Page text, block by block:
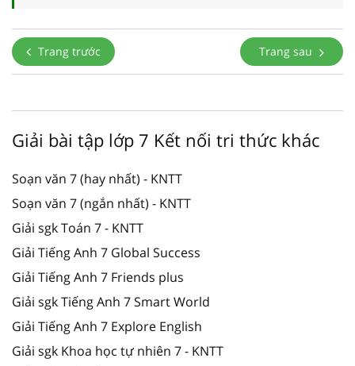
Trang trước Trang sau
Giải bài tập lớp 7 Kết nối tri thức khác
Soạn văn 7 (hay nhất) - KNTT
Soạn văn 7 (ngắn nhất) - KNTT
Giải sgk Toán 7 - KNTT
Giải Tiếng Anh 7 Global Success
Giải Tiếng Anh 7 Friends plus
Giải sgk Tiếng Anh 7 Smart World
Giải Tiếng Anh 7 Explore English
Giải sgk Khoa học tự nhiên 7 - KNTT